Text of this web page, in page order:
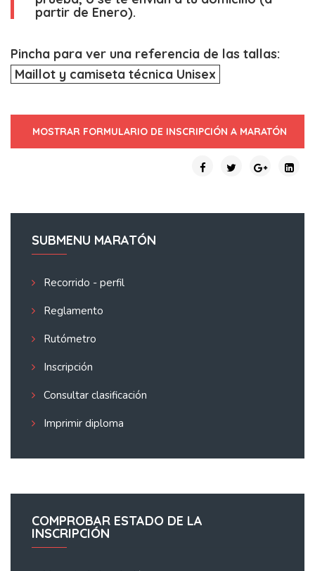
partir de Enero).
Pincha para ver una referencia de las tallas:
Maillot y camiseta técnica Unisex
MOSTRAR FORMULARIO DE INSCRIPCIÓN A MARATÓN
SUBMENU MARATÓN
Recorrido - perfil
Reglamento
Rutómetro
Inscripción
Consultar clasificación
Imprimir diploma
COMPROBAR ESTADO DE LA
INSCRIPCIÓN